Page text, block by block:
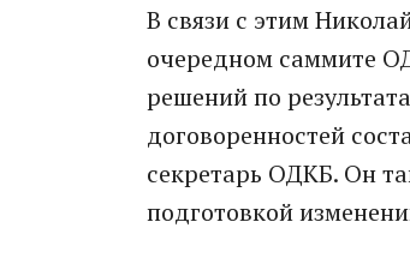
В связи с этим
очередном саммите
решений по
договоренностей
секретарь ОДКБ. Он
подготовкой